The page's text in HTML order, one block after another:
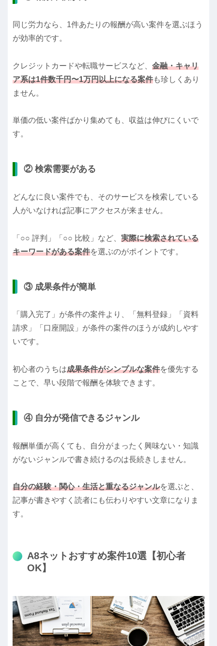
同じ労力なら、1件あたりの報酬が高い案件を選ぶほう
が効率的です。
クレジットカードや転職サービスなど、 金融・キャリ
ア系は1件数千円〜1万円以上になる案件も珍しくあり
ません。
単価の低い案件ばかり集めても、収益は伸びにくいで
す。
② 検索需要がある
どんなに良い案件でも、そのサービスを検索している
人がいなければ記事にアクセスが来ません。
「○○ 評判」「○○ 比較」など、 実際に検索されている
キーワードがある案件を選ぶのがポイントです。
③ 成果条件が簡単
「購入完了」が条件の案件より、「無料登録」「資料
請求」「口座開設」が条件の案件のほうが成約しやす
いです。
初心者のうちは成果条件がシンプルな案件を優先する
ことで、早い段階で報酬を体験できます。
④ 自分が発信できるジャンル
報酬単価が高くても、自分がまったく興味ない・知識
がないジャンルで書き続けるのは長続きしません。
自分の経験・関心・生活と重なるジャンルを選ぶと、
記事が書きやすく読者にも伝わりやすい文章になりま
す。
A8ネットおすすめ案件10選【初心者
OK】